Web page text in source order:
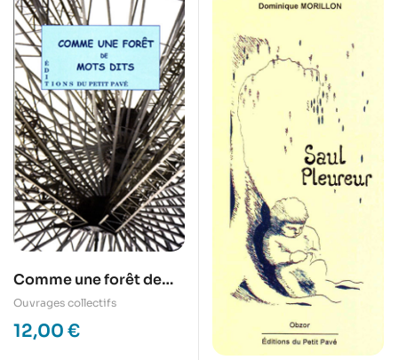
Comme une forêt de
mots dits
Ouvrages collectifs
12,00 €